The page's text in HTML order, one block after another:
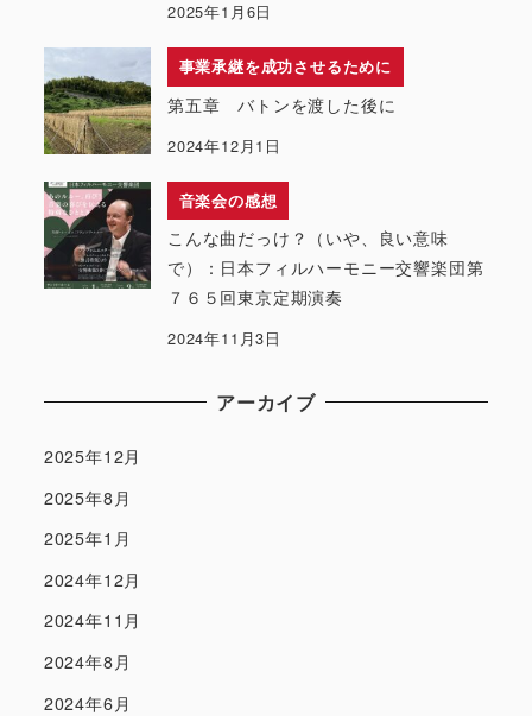
2025年1月6日
事業承継を成功させるために
第五章 バトンを渡した後に
2024年12月1日
音楽会の感想
こんな曲だっけ？（いや、良い意味
で）：日本フィルハーモニー交響楽団第
７６５回東京定期演奏
2024年11月3日
アーカイブ
2025年12月
2025年8月
2025年1月
2024年12月
2024年11月
2024年8月
2024年6月